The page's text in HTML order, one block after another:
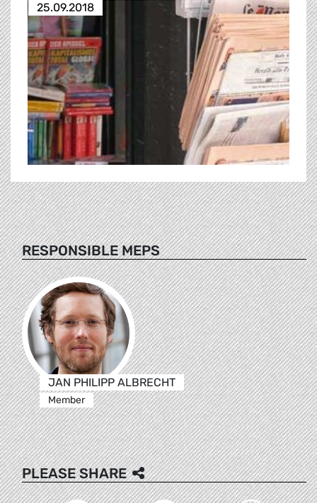
25.09.2018
RESPONSIBLE MEPS
JAN PHILIPP ALBRECHT
Member
PLEASE SHARE